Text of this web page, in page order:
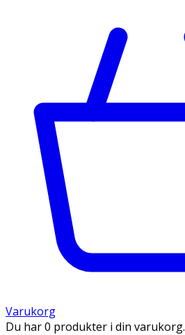
Varukorg
Du har 0 produkter i din varukorg.